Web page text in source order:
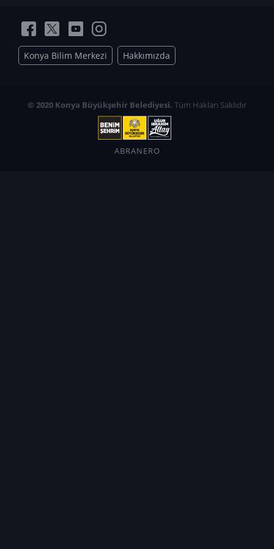
Konya Bilim Merkezi Hakkımızda
© 2020 Konya Büyükşehir Belediyesi. Tüm Hakları Saklıdır
ABRANERO